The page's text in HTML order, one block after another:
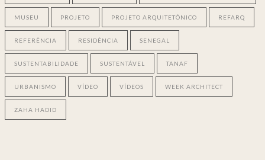
MUSEU PROJETO PROJETO ARQUITETÔNICO REFARQ
REFERÊNCIA RESIDÊNCIA SENEGAL
SUSTENTABILIDADE SUSTENTÁVEL TANAF
URBANISMO VÍDEO VÍDEOS WEEK ARCHITECT
ZAHA HADID